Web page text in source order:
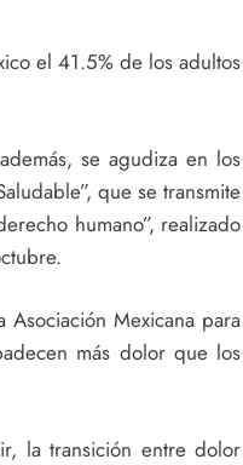
el 41.5% de los adultos
se agudiza en los
que se transmite
humano”, realizado
Mexicana para
más dolor que los
la transición entre dolor